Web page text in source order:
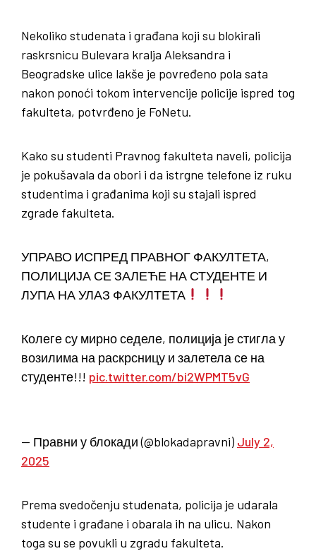
Nekoliko studenata i građana koji su blokirali
raskrsnicu Bulevara kralja Aleksandra i
Beogradske ulice lakše je povređeno pola sata
nakon ponoći tokom intervencije policije ispred tog
fakulteta, potvrđeno je FoNetu.
Kako su studenti Pravnog fakulteta naveli, policija
je pokušavala da obori i da istrgne telefone iz ruku
studentima i građanima koji su stajali ispred
zgrade fakulteta.
УПРАВО ИСПРЕД ПРАВНОГ ФАКУЛТЕТА,
ПОЛИЦИЈА СЕ ЗАЛЕЋЕ НА СТУДЕНТЕ И
ЛУПА НА УЛАЗ ФАКУЛТЕТА
Колеге су мирно седеле, полиција је стигла у
возилима на раскрсницу и залетела се на
студенте!!! pic.twitter.com/bi2WPMT5vG
— Правни у блокади (@blokadapravni) July 2,
2025
Prema svedočenju studenata, policija je udarala
studente i građane i obarala ih na ulicu. Nakon
toga su se povukli u zgradu fakulteta.